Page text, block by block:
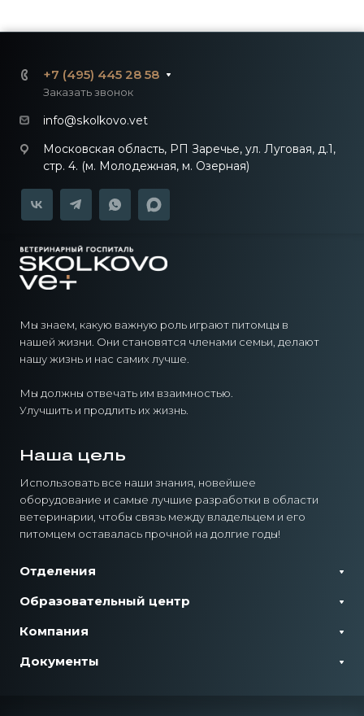
+7 (495) 445 28 58
Заказать звонок
info@skolkovo.vet
Московская область, РП Заречье, ул. Луговая, д.1,
стр. 4. (м. Молодежная, м. Озерная)
Мы знаем, какую важную роль играют питомцы в
нашей жизни. Они становятся членами семьи, делают
нашу жизнь и нас самих лучше.
Мы должны отвечать им взаимностью.
Улучшить и продлить их жизнь.
Наша цель
Использовать все наши знания, новейшее
оборудование и самые лучшие разработки в области
ветеринарии, чтобы связь между владельцем и его
питомцем оставалась прочной на долгие годы!
Отделения
Образовательный центр
Компания
Документы